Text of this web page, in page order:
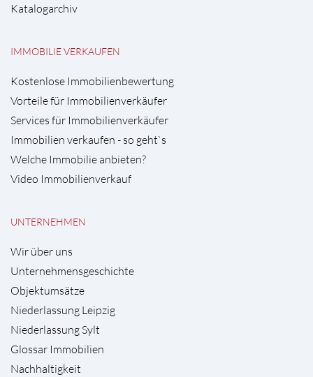
Katalogarchiv
IMMOBILIE VERKAUFEN
Kostenlose Immobilienbewertung
Vorteile für Immobilienverkäufer
Services für Immobilienverkäufer
Immobilien verkaufen - so geht`s
Welche Immobilie anbieten?
Video Immobilienverkauf
UNTERNEHMEN
Wir über uns
Unternehmensgeschichte
Objektumsätze
Niederlassung Leipzig
Niederlassung Sylt
Glossar Immobilien
Nachhaltigkeit